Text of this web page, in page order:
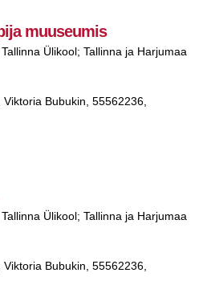
muuseumis
Ülikool; Tallinna ja Harjumaa
Bubukin, 55562236,
Ülikool; Tallinna ja Harjumaa
Bubukin, 55562236,